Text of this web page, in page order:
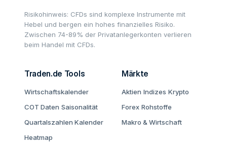
Risikohinweis: CFDs sind komplexe Instrumente mit
Hebel und bergen ein hohes finanzielles Risiko.
Zwischen 74-89% der Privatanlegerkonten verlieren
beim Handel mit CFDs.
Traden.de Tools
Wirtschaftskalender
COT Daten Saisonalität
Quartalszahlen Kalender
Heatmap
Märkte
Aktien Indizes Krypto
Forex Rohstoffe
Makro & Wirtschaft